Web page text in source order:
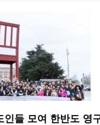
인들 모여 한반도 영